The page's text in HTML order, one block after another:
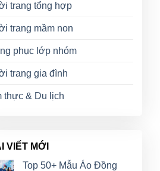
trang tổng hợp
trang mầm non
phục lớp nhóm
trang gia đình
thực & Du lịch
VIẾT MỚI
Top 50+ Mẫu Áo Đồng